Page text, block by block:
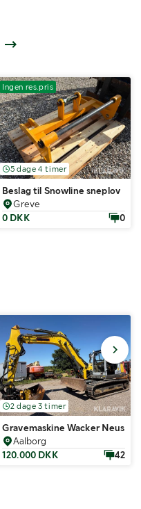
Ingen res.pris
5 dage 4 timer
Beslag til Snowline sneplov
Greve
0 DKK
0
2 dage 3 timer
Gravemaskine Wacker
Aalborg
120.000 DKK
42